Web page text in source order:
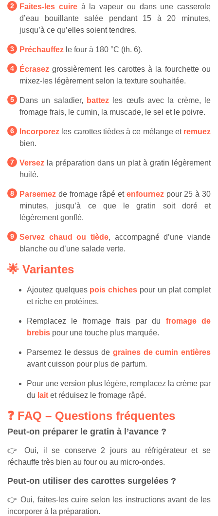
Faites-les cuireà la vapeur ou dans une casserole
d’eau bouillante salée pendant 15 à 20 minutes,
jusqu’à ce qu’elles soient tendres.
Préchauffez le four à 180 °C (th. 6).
Écrasez grossièrement les carottes à la fourchette ou
mixez-les légèrement selon la texture souhaitée.
Dans un saladier, battez les œufs avec la crème, le
fromage frais, le cumin, la muscade, le sel et le poivre.
Incorporez les carottes tièdes à ce mélange et remuez
bien.
Versez la préparation dans un plat à gratin légèrement
huilé.
Parsemez de fromage râpé et enfournezpour 25 à 30
minutes, jusqu’à ce que le gratin soit doré et
légèrement gonflé.
Servez chaud ou tiède, accompagné d’une viande
blanche ou d’une salade verte.
🌟 Variantes
Ajoutez quelques pois chiches pour un plat complet
et riche en protéines.
Remplacez le fromage frais par du fromage de
brebis pour une touche plus marquée.
Parsemez le dessus de graines de cumin entières
avant cuisson pour plus de parfum.
Pour une version plus légère, remplacez la crème par
du lait et réduisez le fromage râpé.
❓ FAQ – Questions fréquentes
Peut-on préparer le gratin à l’avance ?
👉 Oui, il se conserve 2 jours au réfrigérateur et se
réchauffe très bien au four ou au micro-ondes.
Peut-on utiliser des carottes surgelées ?
👉 Oui, faites-les cuire selon les instructions avant de les
incorporer à la préparation.